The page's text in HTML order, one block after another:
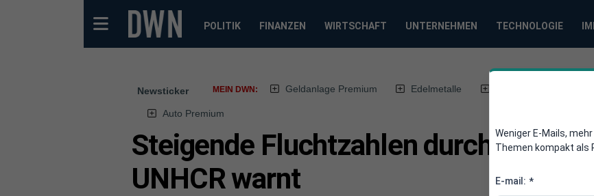
POLITIK FINANZEN WIRTSCHAFT UNTERNEHMEN TECHNOLOGIE
Newsticker MEIN DWN: Geldanlage Premium Edelmetalle
Auto Premium
Steigende Fluchtzahlen durch
UNHCR warnt
Weniger E-Mails,
Themen kompakt als
E-mail: *